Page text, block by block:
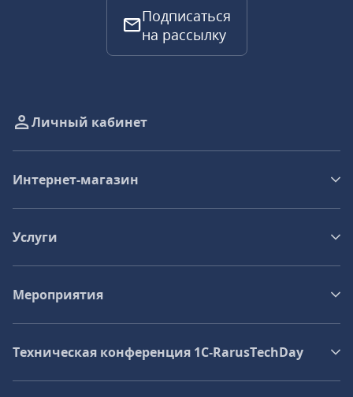
Подписаться
на рассылку
Личный кабинет
Интернет-магазин
Услуги
Мероприятия
Техническая конференция 1C‑RarusTechDay